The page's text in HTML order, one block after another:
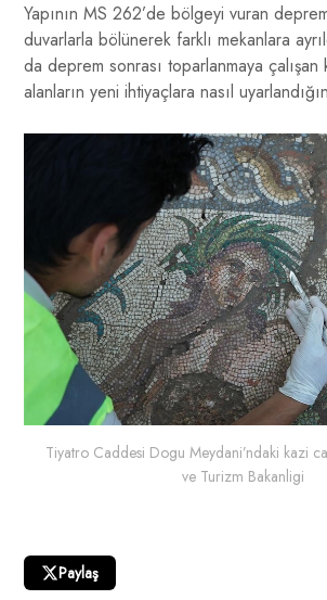
Yapının MS 262’de bölgeyi vuran
duvarlarla bölünerek farklı mekanlara
da deprem sonrası toparlanmaya çalışan
alanların yeni ihtiyaçlara nasıl
Tiyatro Caddesi Dogu Meydani’ndaki kazi
ve Turizm Bakanligi
Paylaş